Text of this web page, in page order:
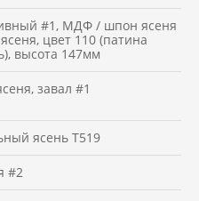
#1, МДФ / шпон ясеня
цвет 110 (патина
высота 147мм
завал #1
ясень Т519
#2